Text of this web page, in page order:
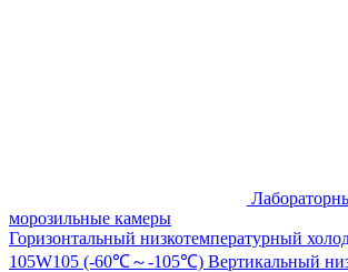
морозильные камеры
Горизонтальный низкотемпературный
105W105 (-60℃～-105℃) Вертикальный